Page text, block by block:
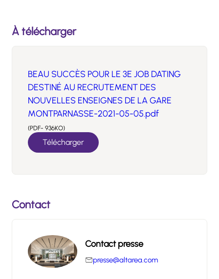
À télécharger
BEAU SUCCÈS POUR LE 3E JOB DATING
DESTINÉ AU RECRUTEMENT DES
NOUVELLES ENSEIGNES DE LA GARE
MONTPARNASSE-2021-05-05.pdf
(PDF- 936KO)
Télécharger
Contact
Contact presse
presse@altarea.com